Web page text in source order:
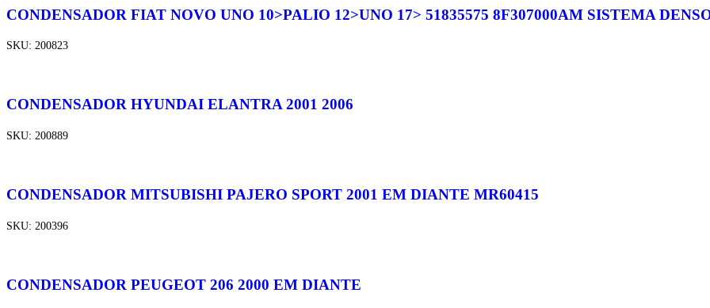
CONDENSADOR FIAT NOVO UNO 10>PALIO 12>UNO 17> 51835575 8F307000AM SISTEMA
SKU: 200823
CONDENSADOR HYUNDAI ELANTRA 2001 2006
SKU: 200889
CONDENSADOR MITSUBISHI PAJERO SPORT 2001 EM DIANTE MR60415
SKU: 200396
CONDENSADOR PEUGEOT 206 2000 EM DIANTE